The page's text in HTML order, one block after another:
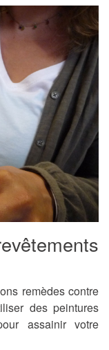
remèdes contre
des peintures
assainir votre